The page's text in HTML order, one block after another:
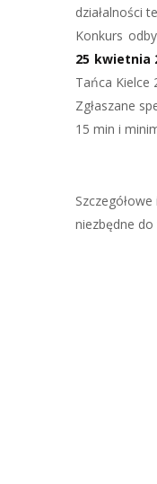
działalności
Konkurs
25 kwietnia
Tańca Kielce
Zgłaszane
15 min i
niezbędne do